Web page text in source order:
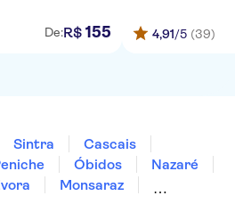
De:R$ 155 4,91/5 (39)
Sintra
Cascais
Óbidos
Nazaré
Monsaraz